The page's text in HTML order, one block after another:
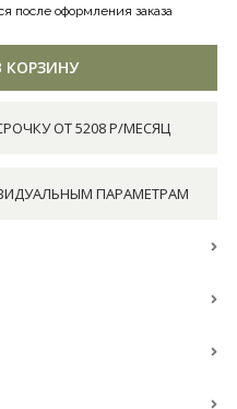
после оформления заказа
КОРЗИНУ
ОТ 5208 Р/МЕСЯЦ
ПАРАМЕТРАМ